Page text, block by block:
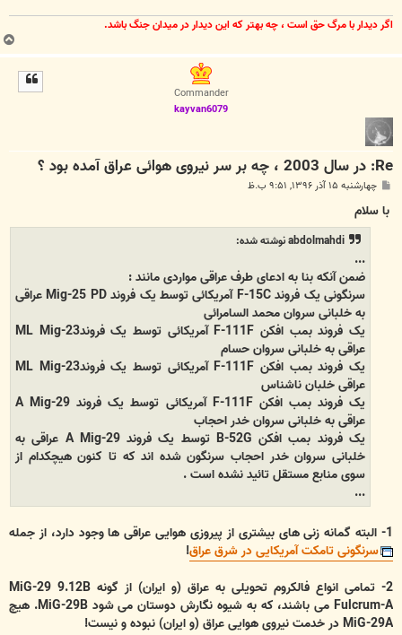
اگر ديدار با مرگ حق است ، چه بهتر كه اين ديدار در ميدان جنگ باشد.
Commander
kayvan6079
Re: در سال 2003 ، چه بر سر نیروی هوائی عراق آمده بود ؟
س
ت
چهارشنبه ۱۵ آذر ۱۳۹۶, ۹:۵۱ ب.ظ
با سلام
abdolmahdi نوشته شده:
...
ضمن آنکه بنا به ادعای طرف عراقی مواردی مانند :
سرنگونی یک فروند F-15C آمریکائی توسط یک فروند Mig-25 PD عراقی
به خلبانی سروان محمد السامرائی
یک فروند بمب افکن F-111F آمریکائی توسط یک فروندML Mig-23
عراقی به خلبانی سروان حسام
یک فروند بمب افکن F-111F آمریکائی توسط یک فروندML Mig-23
عراقی خلبان ناشناس
یک فروند بمب افکن F-111F آمریکائی توسط یک فروند A Mig-29
عراقی به خلبانی سروان خدر احجاب
یک فروند بمب افکن B-52G توسط یک فروند A Mig-29 عراقی به
خلبانی سروان خدر احجاب سرنگون شده اند که تا کنون هیچکدام از
سوی منابع مستقل تائید نشده است .
...
1- البته گمانه زنی های بیشتری از پیروزی هوایی عراقی ها وجود دارد، از جمله
سرنگونی تامکت آمریکایی در شرق عراق!
2- تمامی انواع فالکروم تحویلی به عراق (و ایران) از گونه MiG-29 9.12B
Fulcrum-A می باشند، که به شیوه نگارش دوستان می شود MiG-29B. هیچ
MiG-29A در خدمت نیروی هوایی عراق (و ایران) نبوده و نیست!